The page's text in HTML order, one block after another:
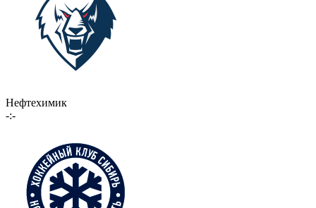
Нефтехимик
-:-